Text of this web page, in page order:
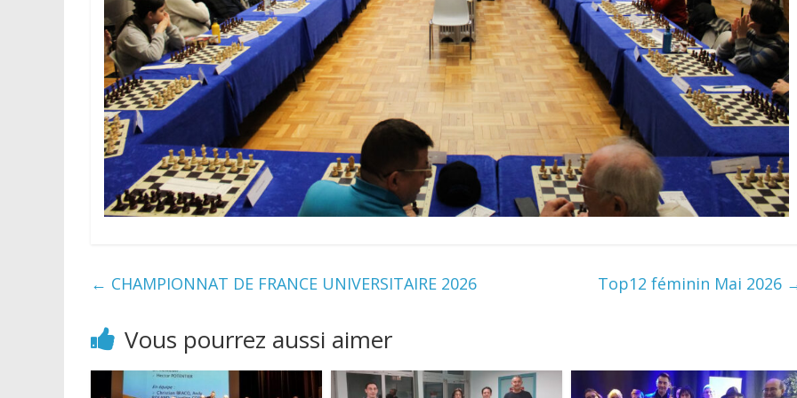
← CHAMPIONNAT DE FRANCE UNIVERSITAIRE 2026 Top12 féminin Mai 2026
Vous pourrez aussi aimer